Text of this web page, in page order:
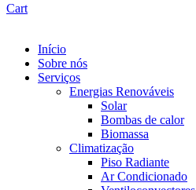
Cart
Início
Sobre nós
Serviços
Energias Renováveis
Solar
Bombas de calor
Biomassa
Climatização
Piso Radiante
Ar Condicionado